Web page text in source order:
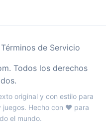
de Servicio
Todos los derechos
original y con estilo para
juegos. Hecho con ❤️ para
el mundo.